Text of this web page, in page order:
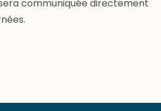
communiquée directement